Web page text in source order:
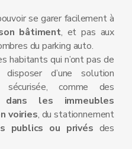
se garer facilement à
bâtiment, et pas aux
du parking auto.
habitants qui n’ont pas de
d’une solution
comme des
dans les immeubles
voiries, du stationnement
publics ou privés des